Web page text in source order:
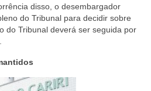
disso, o desembargador
do Tribunal para decidir sobre
do Tribunal deverá ser seguida por